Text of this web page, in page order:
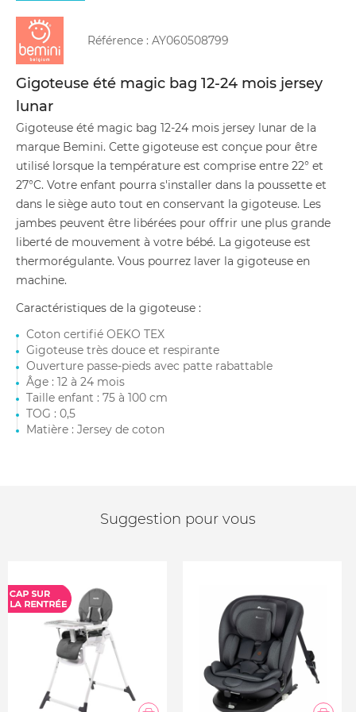
Référence : AY060508799
Gigoteuse été magic bag 12-24 mois jersey
lunar
Gigoteuse été magic bag 12-24 mois jersey lunar de la
marque Bemini. Cette gigoteuse est conçue pour être
utilisé lorsque la température est comprise entre 22° et
27°C. Votre enfant pourra s'installer dans la poussette et
dans le siège auto tout en conservant la gigoteuse. Les
jambes peuvent être libérées pour offrir une plus grande
liberté de mouvement à votre bébé. La gigoteuse est
thermorégulante. Vous pourrez laver la gigoteuse en
machine.
Caractéristiques de la gigoteuse :
Coton certifié OEKO TEX
Gigoteuse très douce et respirante
Ouverture passe-pieds avec patte rabattable
Âge : 12 à 24 mois
Taille enfant : 75 à 100 cm
TOG : 0,5
Matière : Jersey de coton
Suggestion pour vous